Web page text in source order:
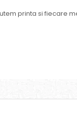
printa si fiecare